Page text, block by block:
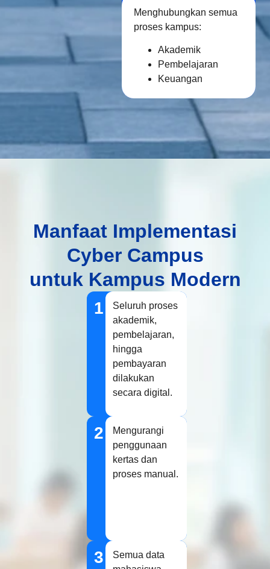
Menghubungkan semua
proses kampus:
Akademik
Pembelajaran
Keuangan
Manfaat Implementasi
Cyber Campus
untuk Kampus Modern
1
Seluruh proses
akademik,
pembelajaran,
hingga
pembayaran
dilakukan
secara digital.
2
Mengurangi
penggunaan
kertas dan
proses manual.
3
Semua data